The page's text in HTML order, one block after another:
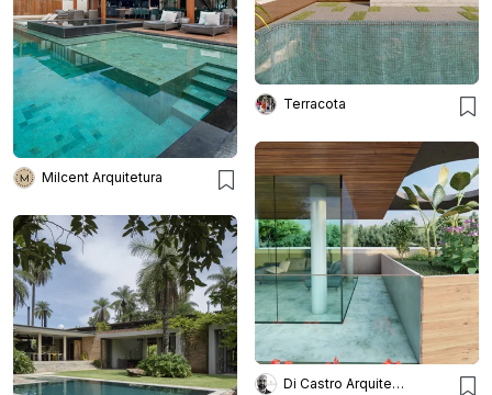
Milcent Arquitetura
Terracota
Di Castro Arquitetura